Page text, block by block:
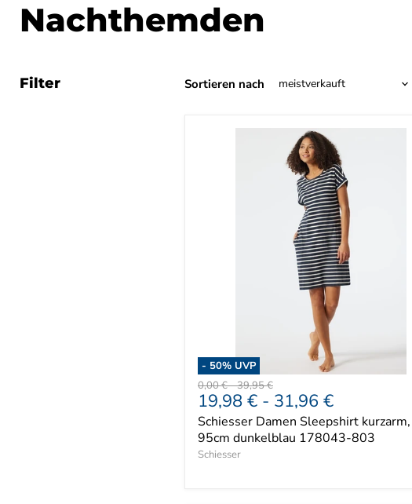
Nachthemden
Filter Sortieren nach
- 50% UVP
Ursprünglicher
Preis
0,00 €-Ursprünglicher
Preis
39,95 €
19,98 € - 31,96 €
Schiesser Damen Sleepshirt kurzarm,
95cm dunkelblau 178043-803
Schiesser